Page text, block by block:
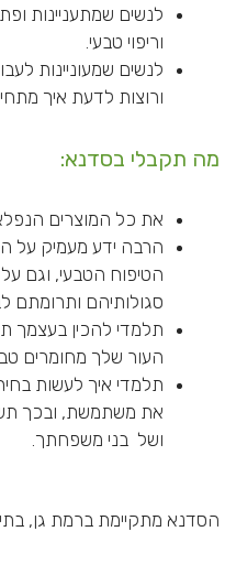
לנשים שמתעניינות
וריפוי טבעי.
לנשים שמעוניינות
ורוצות לדעת איך
מה תקבלי בסדנא:
את כל המוצרים
הרבה ידע מעמיק על
הטיפוח הטבעי, וגם
סגולותיהם ותרומתם
תלמדי להכין בעצמך
העור שלך מחומרים
תלמדי איך לעשות
את משתמשת, ובכך
ושל בני משפחתך.
הסדנא מתקיימת ברמת גן,